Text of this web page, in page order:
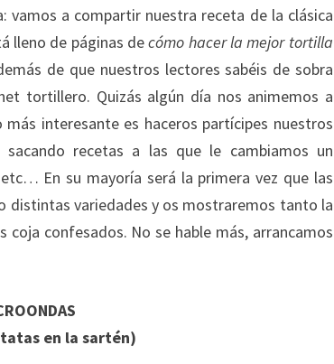
vamos a compartir nuestra receta de la clásica
lleno de páginas decómo hacer la mejor tortilla
de que nuestros lectores sabéis de sobra
tortillero. Quizás algún día nos animemos a
interesante es haceros partícipes nuestros
recetas a las que le cambiamos un
En su mayoría será la primera vez que las
distintas variedades y os mostraremos tanto la
confesados. No se hable más, arrancamos
en la sartén)